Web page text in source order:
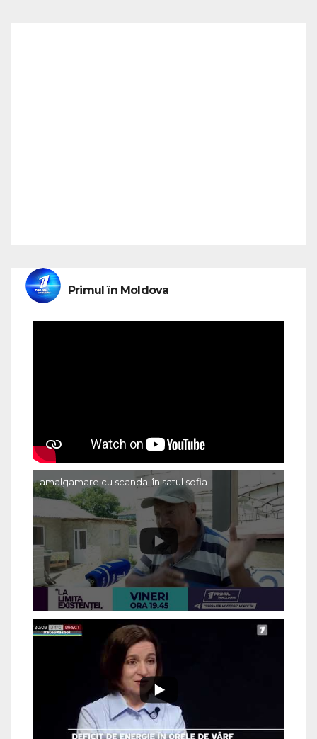
Primul în Moldova
amalgamare cu scandal în satul sofia